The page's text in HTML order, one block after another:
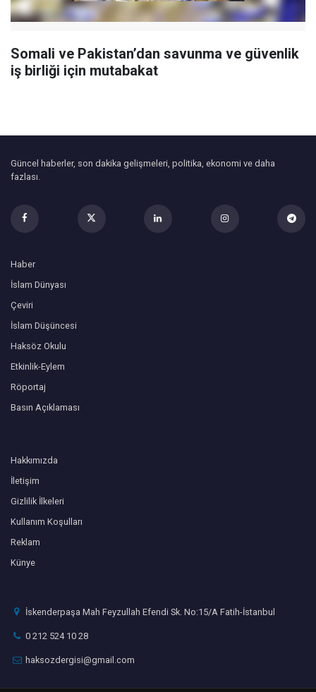
Somali ve Pakistan’dan savunma ve güvenlik
iş birliği için mutabakat
Güncel haberler, son dakika gelişmeleri, politika, ekonomi ve daha
fazlası.
Haber
İslam Dünyası
Çeviri
İslam Düşüncesi
Haksöz Okulu
Etkinlik-Eylem
Röportaj
Basın Açıklaması
Hakkımızda
İletişim
Gizlilik İlkeleri
Kullanım Koşulları
Reklam
Künye
İskenderpaşa Mah Feyzullah Efendi Sk. No:15/A Fatih-İstanbul
0 212 524 10 28
haksozdergisi@gmail.com